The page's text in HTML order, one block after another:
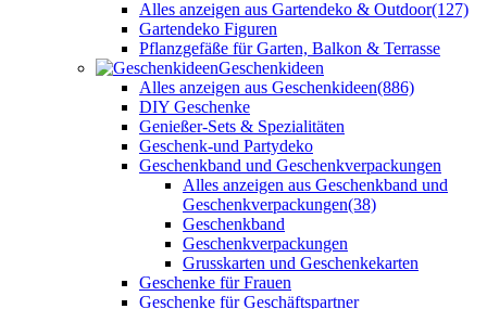
Alles anzeigen aus Gartendeko & Outdoor(127)
Gartendeko Figuren
Pflanzgefäße für Garten, Balkon & Terrasse
Geschenkideen
Alles anzeigen aus Geschenkideen(886)
DIY Geschenke
Genießer-Sets & Spezialitäten
Geschenk-und Partydeko
Geschenkband und Geschenkverpackungen
Alles anzeigen aus Geschenkband und
Geschenkverpackungen(38)
Geschenkband
Geschenkverpackungen
Grusskarten und Geschenkekarten
Geschenke für Frauen
Geschenke für Geschäftspartner